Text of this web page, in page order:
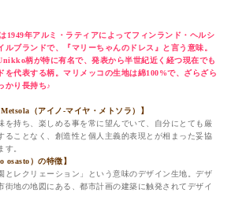
1949年アルミ・ラティアによってフィンランド・ヘルシ
ルブランドで、『マリーちゃんのドレス』と言う意味。
柄が特に有名で、発表から半世紀近く経つ現在でも
を代表する柄。マリメッコの生地は綿100%で、ざらざら
かり長持ち♪
（アイノ-マイヤ・メトソラ）】
を持ち、楽しめる事を常に望んでいて、自分にとても厳
ることなく、創造性と個人主義的表現とが相まった妥協
す。
osasto）の特徴】
とレクリェーション」という意味のデザイン生地。デザ
街地の地図にある、都市計画の建築に触発されてデザイ